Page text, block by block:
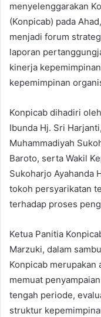
menyelenggarakan
(Konpicab) pada
menjadi forum
laporan
kinerja
kepemimpinan
Konpicab dihadiri
Ibunda Hj. Sri
Muhammadiyah
Baroto, serta Wakil
Sukoharjo Ayahanda
tokoh persyarikatan
terhadap proses
Ketua Panitia
Marzuki, dalam
Konpicab merupakan
memuat
tengah periode,
struktur